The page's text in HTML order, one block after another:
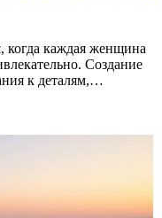
когда каждая женщина
Создание
к деталям,…